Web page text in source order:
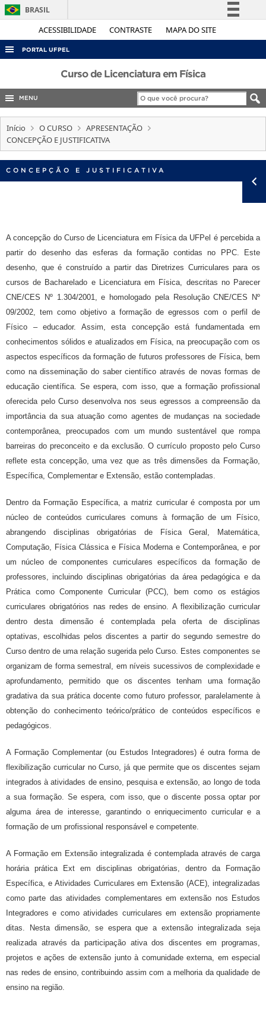
ACESSIBILIDADE CONTRASTE MAPA DO SITE
BRASIL
Simplifique!
Legislação
Canais
PORTAL UFPEL
ACESSO À INFORMAÇÃO
AUDITORIA
CONCURSOS
EDITAIS
INTERNACIONAL
Curso de Licenciatura em Física
MENU
Início O CURSO
APRESENTAÇÃO
CONCEPÇÃO E JUSTIFICATIVA
CONCEPÇÃO E JUSTIFICATIVA
A concepção do Curso de Licenciatura em Física da UFPel é percebida a
partir do desenho das esferas da formação contidas no PPC. Este
desenho, que é construído a partir das Diretrizes Curriculares para os
cursos de Bacharelado e Licenciatura em Física, descritas no Parecer
CNE/CES Nº 1.304/2001, e homologado pela Resolução CNE/CES Nº
09/2002, tem como objetivo a formação de egressos com o perfil de
Físico – educador. Assim, esta concepção está fundamentada em
conhecimentos sólidos e atualizados em Física, na preocupação com os
aspectos específicos da formação de futuros professores de Física, bem
como na disseminação do saber científico através de novas formas de
educação científica. Se espera, com isso, que a formação profissional
oferecida pelo Curso desenvolva nos seus egressos a compreensão da
importância da sua atuação como agentes de mudanças na sociedade
contemporânea, preocupados com um mundo sustentável que rompa
barreiras do preconceito e da exclusão. O currículo proposto pelo Curso
reflete esta concepção, uma vez que as três dimensões da Formação,
Específica, Complementar e Extensão, estão contempladas.
Dentro da Formação Específica, a matriz curricular é composta por um
núcleo de conteúdos curriculares comuns à formação de um Físico,
abrangendo disciplinas obrigatórias de Física Geral, Matemática,
Computação, Física Clássica e Física Moderna e Contemporânea, e por
um núcleo de componentes curriculares específicos da formação de
professores, incluindo disciplinas obrigatórias da área pedagógica e da
Prática como Componente Curricular (PCC), bem como os estágios
curriculares obrigatórios nas redes de ensino. A flexibilização curricular
dentro desta dimensão é contemplada pela oferta de disciplinas
optativas, escolhidas pelos discentes a partir do segundo semestre do
Curso dentro de uma relação sugerida pelo Curso. Estes componentes se
organizam de forma semestral, em níveis sucessivos de complexidade e
aprofundamento, permitido que os discentes tenham uma formação
gradativa da sua prática docente como futuro professor, paralelamente à
obtenção do conhecimento teórico/prático de conteúdos específicos e
pedagógicos.
A Formação Complementar (ou Estudos Integradores) é outra forma de
flexibilização curricular no Curso, já que permite que os discentes sejam
integrados à atividades de ensino, pesquisa e extensão, ao longo de toda
a sua formação. Se espera, com isso, que o discente possa optar por
alguma área de interesse, garantindo o enriquecimento curricular e a
formação de um profissional responsável e competente.
A Formação em Extensão integralizada é contemplada através de carga
horária prática Ext em disciplinas obrigatórias, dentro da Formação
Específica, e Atividades Curriculares em Extensão (ACE), integralizadas
como parte das atividades complementares em extensão nos Estudos
Integradores e como atividades curriculares em extensão propriamente
ditas. Nesta dimensão, se espera que a extensão integralizada seja
realizada através da participação ativa dos discentes em programas,
projetos e ações de extensão junto à comunidade externa, em especial
nas redes de ensino, contribuindo assim com a melhoria da qualidade de
ensino na região.